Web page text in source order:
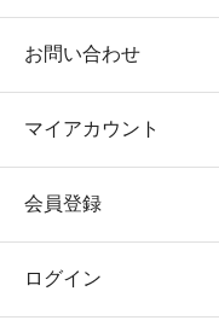
お問い合わせ
マイアカウント
会員登録
ログイン